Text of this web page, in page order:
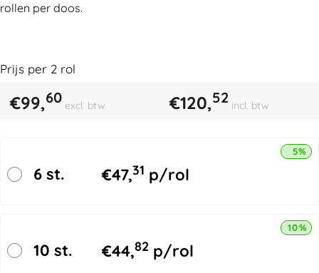
rollen per doos.
Prijs per 2 rol
€99,60 excl. btw €120,52 incl. btw
6 st. €47,31 p/rol
5%
10 st. €44,82 p/rol
10%